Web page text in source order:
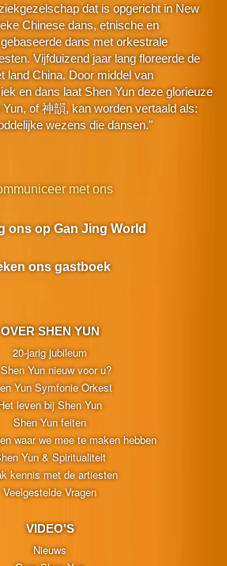
dat is opgericht in New
Chinese dans, etnische en
dans met orkestrale
Vijfduizend jaar lang floreerde de
land China. Door middel van
en dans laat Shen Yun deze glorieuze
of 神韻, kan worden vertaald als:
wezens die dansen."
OVER SHEN YUN
20-jarig jubileum
Yun nieuw voor u?
Yun Symfonie Orkest
leven bij Shen Yun
Shen Yun feiten
waar we mee te maken hebben
Yun & Spiritualiteit
kennis met de artiesten
Veelgestelde Vragen
VIDEO'S
Nieuws
met ons
ons op Gan Jing World
ons gastboek